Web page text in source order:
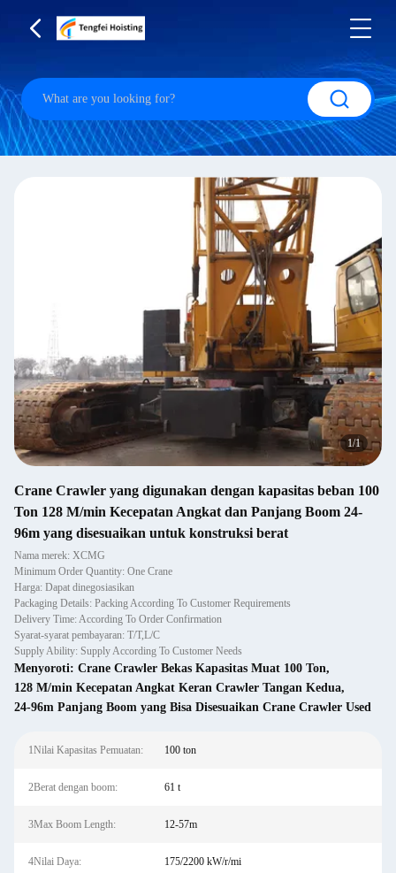
1/1
Crane Crawler yang digunakan dengan kapasitas beban 100
Ton 128 M/min Kecepatan Angkat dan Panjang Boom 24-
96m yang disesuaikan untuk konstruksi berat
Nama merek: XCMG
Minimum Order Quantity: One Crane
Harga: Dapat dinegosiasikan
Packaging Details: Packing According To Customer Requirements
Delivery Time: According To Order Confirmation
Syarat-syarat pembayaran: T/T,L/C
Supply Ability: Supply According To Customer Needs
Menyoroti: Crane Crawler Bekas Kapasitas Muat 100 Ton,
128 M/min Kecepatan Angkat Keran Crawler Tangan Kedua,
24-96m Panjang Boom yang Bisa Disesuaikan Crane Crawler Used
1Nilai Kapasitas Pemuatan: 100 ton
2Berat dengan boom: 61 t
3Max Boom Length: 12-57m
4Nilai Daya: 175/2200 kW/r/mi